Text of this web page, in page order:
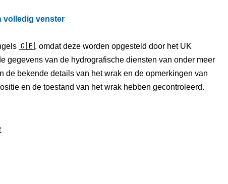
volledig venster
🇬🇧, omdat deze worden opgesteld door het UK
gegevens van de hydrografische diensten van onder meer
de bekende details van het wrak en de opmerkingen van
en de toestand van het wrak hebben gecontroleerd.